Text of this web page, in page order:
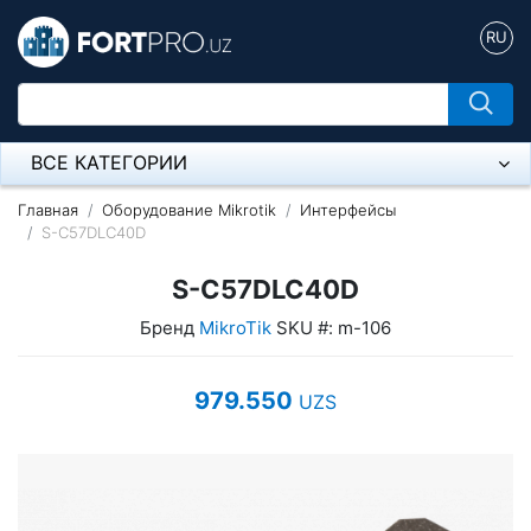
RU
ВСЕ КАТЕГОРИИ
Микрофон
Главная Оборудование Mikrotik
Интерфейсы
S-C57DLC40D
S-C57DLC40D
Бренд MikroTik SKU #: m-106
979.550 UZS